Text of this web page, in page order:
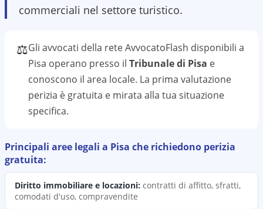
commerciali nel settore turistico.
⚖️Gli avvocati della rete AvvocatoFlash disponibili a
Pisa operano presso il Tribunale di Pisa e
conoscono il area locale. La prima valutazione
perizia è gratuita e mirata alla tua situazione
specifica.
Principali aree legali a Pisa che richiedono perizia
gratuita:
Diritto immobiliare e locazioni: contratti di affitto, sfratti,
comodati d'uso, compravendite